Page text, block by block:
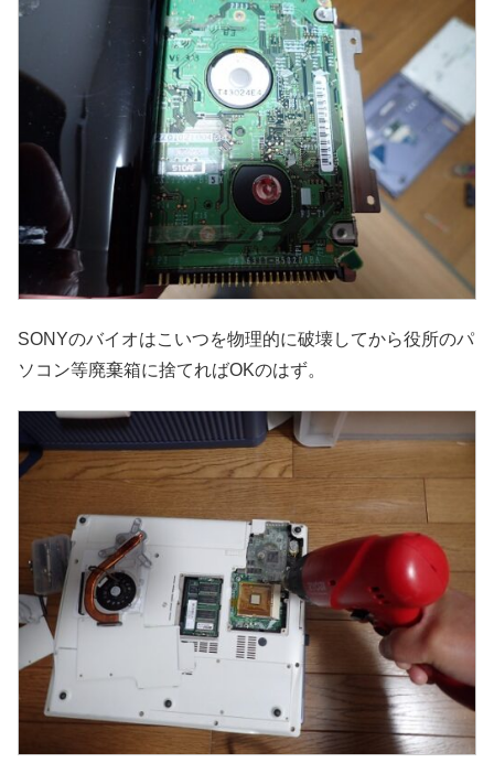
SONYのバイオはこいつを物理的に破壊してから役所のパ
ソコン等廃棄箱に捨てればOKのはず。